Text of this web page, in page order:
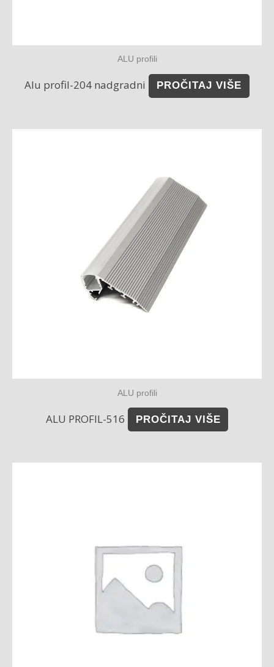
ALU profili
Alu profil-204 nadgradni PROČITAJ VIŠE
ALU profili
ALU PROFIL-516 PROČITAJ VIŠE